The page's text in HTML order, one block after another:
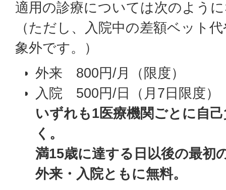
適用の診療については次のよう
（ただし、入院中の差額ベット
象外です。）
外来 800円/月（限度）
入院 500円/日（月7日限度）
いずれも1医療機関ごとに自
く。
満15歳に達する日以後の最初
外来・入院ともに無料。